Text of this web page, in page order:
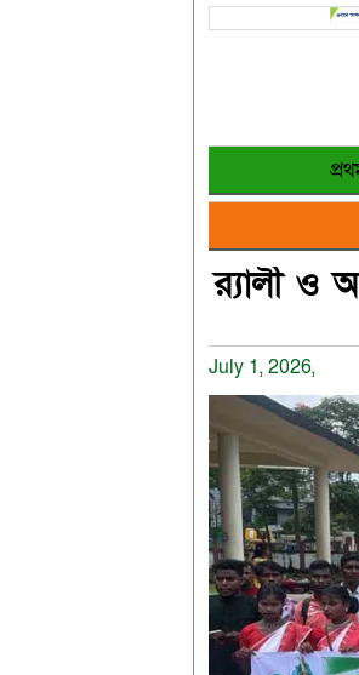
র‌্যালী ও
July 1, 2026,